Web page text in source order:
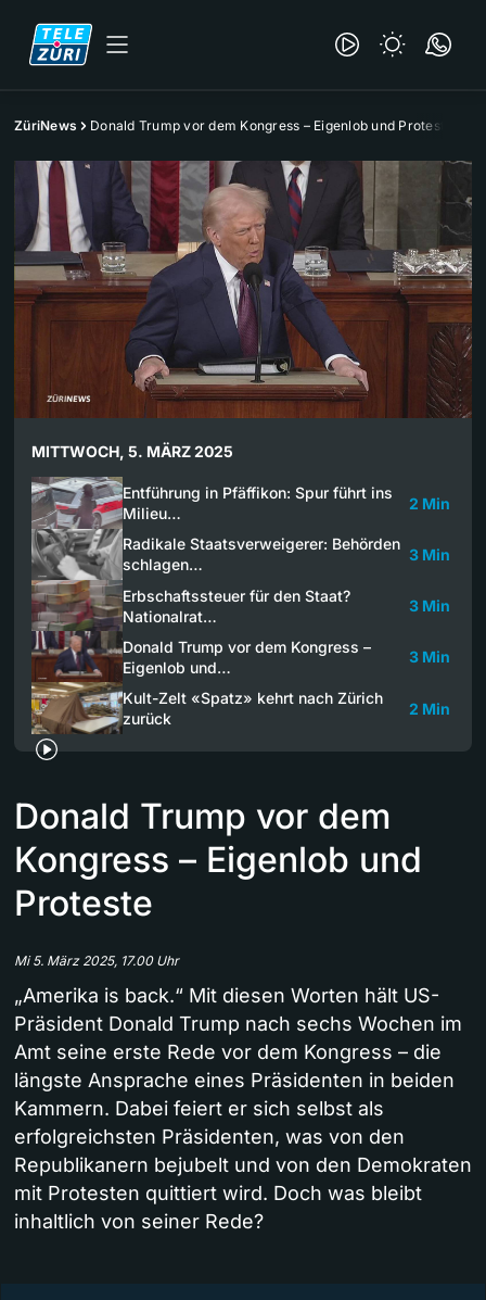
ZüriNews Donald Trump vor dem Kongress – Eigenlob und Proteste
MITTWOCH, 5. MÄRZ 2025
Entführung in Pfäffikon: Spur führt ins
Milieu…
2 Min
Radikale Staatsverweigerer: Behörden
schlagen…
3 Min
Erbschaftssteuer für den Staat?
Nationalrat…
3 Min
Donald Trump vor dem Kongress –
Eigenlob und…
3 Min
Kult-Zelt «Spatz» kehrt nach Zürich
zurück
2 Min
Donald Trump vor dem
Kongress – Eigenlob und
Proteste
Mi 5. März 2025, 17.00 Uhr
„Amerika is back.“ Mit diesen Worten hält US-
Präsident Donald Trump nach sechs Wochen im
Amt seine erste Rede vor dem Kongress – die
längste Ansprache eines Präsidenten in beiden
Kammern. Dabei feiert er sich selbst als
erfolgreichsten Präsidenten, was von den
Republikanern bejubelt und von den Demokraten
mit Protesten quittiert wird. Doch was bleibt
inhaltlich von seiner Rede?